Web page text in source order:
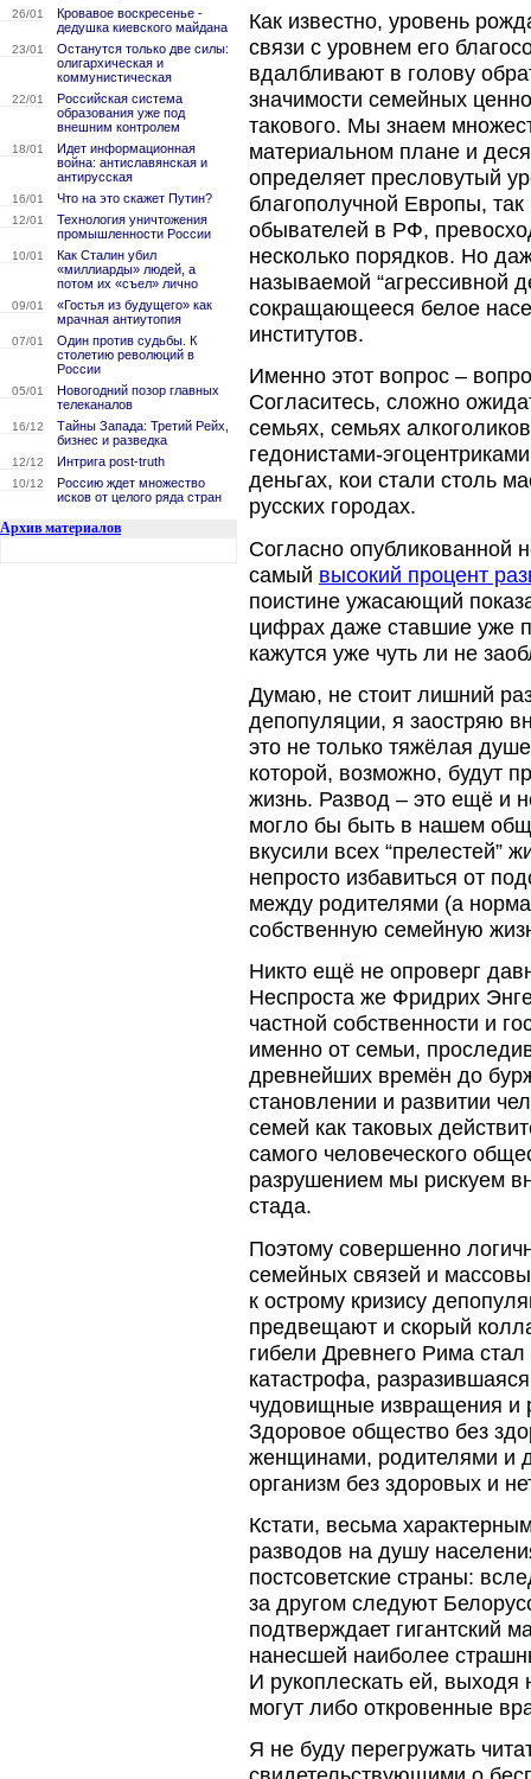
26/01
Кровавое воскресенье -
дедушка киевского майдана
23/01
Останутся только две силы:
олигархическая и
коммунистическая
22/01
Российская система
образования уже под
внешним контролем
18/01
Идет информационная
война: антиславянская и
антирусская
16/01 Что на это скажет Путин?
12/01
Технология уничтожения
промышленности России
10/01
Как Сталин убил
«миллиарды» людей, а
потом их «съел» лично
09/01
«Гостья из будущего» как
мрачная антиутопия
07/01
Один против судьбы. К
столетию революций в
России
05/01
Новогодний позор главных
телеканалов
16/12
Тайны Запада: Третий Рейх,
бизнес и разведка
12/12 Интрига post-truth
10/12
Россию ждет множество
исков от целого ряда стран
Архив материалов
Как известно, уровень
связи с уровнем его
вдалбливают в голову
значимости семейных
такового. Мы знаем
материальном плане и
определяет пресловутый
благополучной Европы,
обывателей в РФ,
несколько порядков. Но
называемой “агрессивной
сокращающееся белое
институтов.
Именно этот вопрос –
Согласитесь, сложно
семьях, семьях
гедонистами-
деньгах, кои стали столь
русских городах.
Согласно опубликованной
самый высокий процент
поистине ужасающий
цифрах даже ставшие уже
кажутся уже чуть ли не
Думаю, не стоит лишний
депопуляции, я заостряю
это не только тяжёлая
которой, возможно, будут
жизнь. Развод – это ещё и
могло бы быть в нашем
вкусили всех “прелестей”
непросто избавиться от
между родителями (а
собственную семейную
Никто ещё не опроверг
Неспроста же Фридрих
частной собственности и
именно от семьи,
древнейших времён до
становлении и развитии
семей как таковых
самого человеческого
разрушением мы рискуем
стада.
Поэтому совершенно
семейных связей и
к острому кризису
предвещают и скорый
гибели Древнего Рима
катастрофа,
чудовищные извращения и
Здоровое общество без
женщинами, родителями и
организм без здоровых и
Кстати, весьма
разводов на душу
постсоветские страны:
за другом следуют
подтверждает гигантский
нанесшей наиболее
И рукоплескать ей, выходя
могут либо откровенные
Я не буду перегружать